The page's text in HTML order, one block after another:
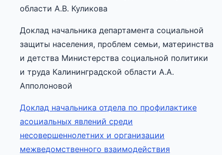
области А.В. Куликова
Доклад начальника департамента социальной
защиты населения, проблем семьи, материнства
и детства Министерства социальной политики
и труда Калининградской области А.А.
Апполоновой
Доклад начальника отдела по профилактике
асоциальных явлений среди
несовершеннолетних и организации
межведомственного взаимодействия